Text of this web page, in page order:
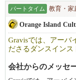
勤務曜日・時間・報
考慮の上、相談しな
チアダンス経験者、
レッスン経験のある
子どもが好きな方、
パートタイム 教育・家
Orange Island
Gravisでは、アーバ
ださるダンスイン
会社からのメッセ